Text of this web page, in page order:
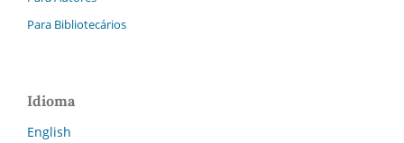
Para Bibliotecários
Idioma
English